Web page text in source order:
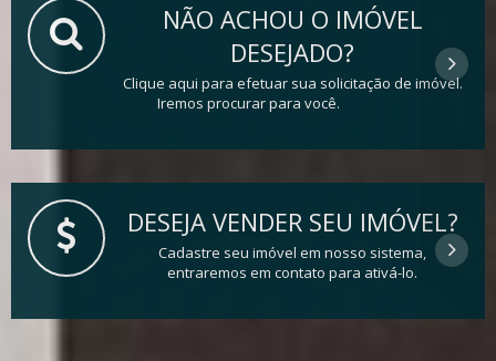
NÃO ACHOU O IMÓVEL
DESEJADO?
Clique aqui para efetuar sua solicitação de imóvel.
Iremos procurar para você.
DESEJA VENDER SEU IMÓVEL?
Cadastre seu imóvel em nosso sistema,
entraremos em contato para ativá-lo.